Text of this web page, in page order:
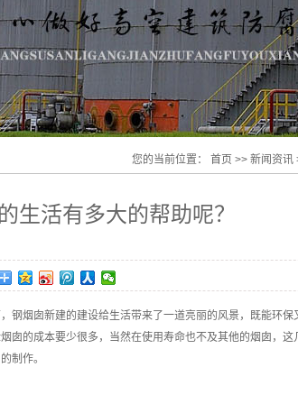
您的当前位置： 首页 >> 新闻资讯
生活有多大的帮助呢？
钢烟囱新建的建设给生活带来了一道亮丽的风景，既能环保
囱的成本要少很多，当然在使用寿命也不及其他的烟囱，这
制作。